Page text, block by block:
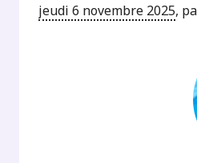
jeudi 6 novembre 2025,